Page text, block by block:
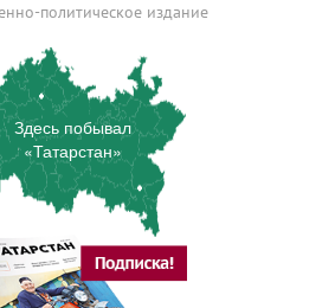
политическое издание
Здесь побывал
«Татарстан»